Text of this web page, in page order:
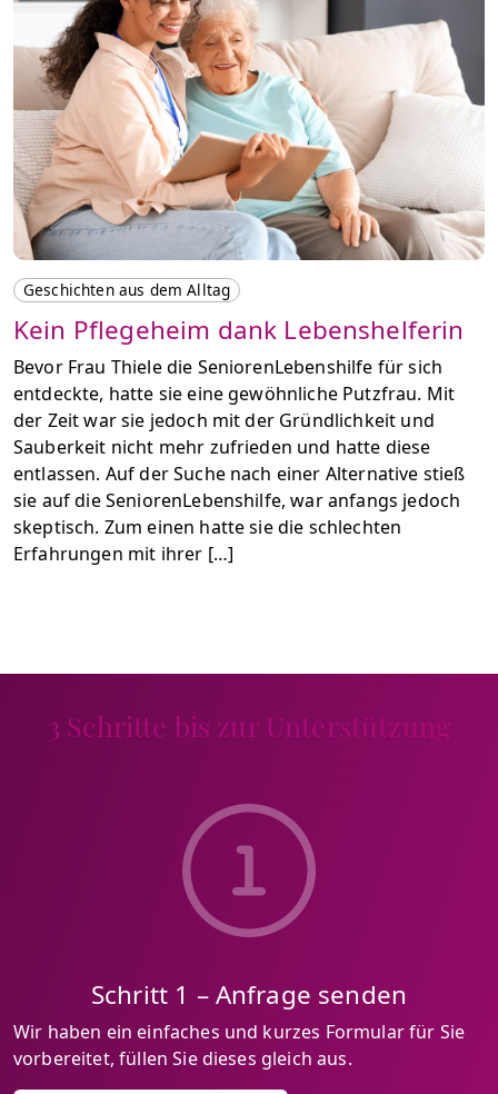
Geschichten aus dem Alltag
Kein Pflegeheim dank Lebenshelferin
Bevor Frau Thiele die SeniorenLebenshilfe für sich
entdeckte, hatte sie eine gewöhnliche Putzfrau. Mit
der Zeit war sie jedoch mit der Gründlichkeit und
Sauberkeit nicht mehr zufrieden und hatte diese
entlassen. Auf der Suche nach einer Alternative stieß
sie auf die SeniorenLebenshilfe, war anfangs jedoch
skeptisch. Zum einen hatte sie die schlechten
Erfahrungen mit ihrer […]
3 Schritte bis zur Unterstützung
Schritt 1 – Anfrage senden
Wir haben ein einfaches und kurzes Formular für Sie
vorbereitet, füllen Sie dieses gleich aus.